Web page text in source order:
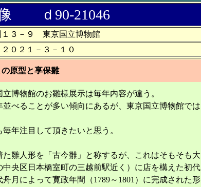
像 ｄ90-21046
１３－９ 東京国立博物館
２１－３－１０
原型と享保雛
博物館のお雛様展示は毎年内容が違う。
べることが多い傾向にあるが、東京国立博物館では
年注目して頂きたいと思う。
雛人形を「古今雛」と称するが、これはそもそも大
央区日本橋室町の三越前駅近く）に店を構えた初代
月によって寛政年間（1789～1801）に完成された形